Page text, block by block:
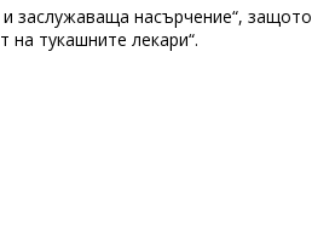
заслужаваща насърчение“, защото
тукашните лекари“.